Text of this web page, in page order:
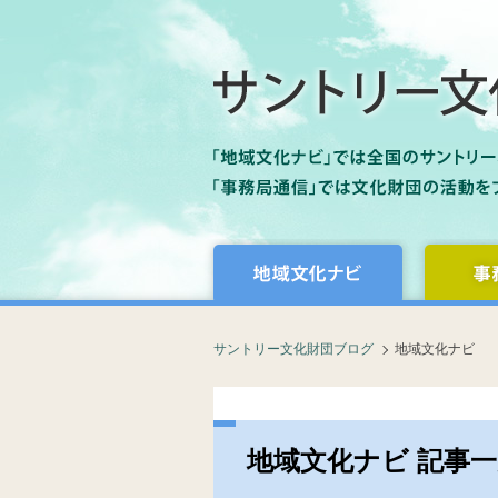
サントリー文化財団ブログ 地域文化ナビ
地域文化ナビ 記事